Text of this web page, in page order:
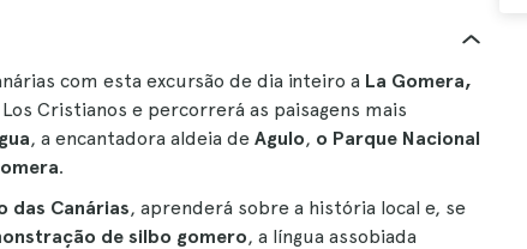
com esta excursão de dia inteiro a La Gomera,
Cristianos e percorrerá as paisagens mais
, a encantadora aldeia de Agulo, o Parque Nacional
.
das Canárias, aprenderá sobre a história local e, se
de silbo gomero, a língua assobiada